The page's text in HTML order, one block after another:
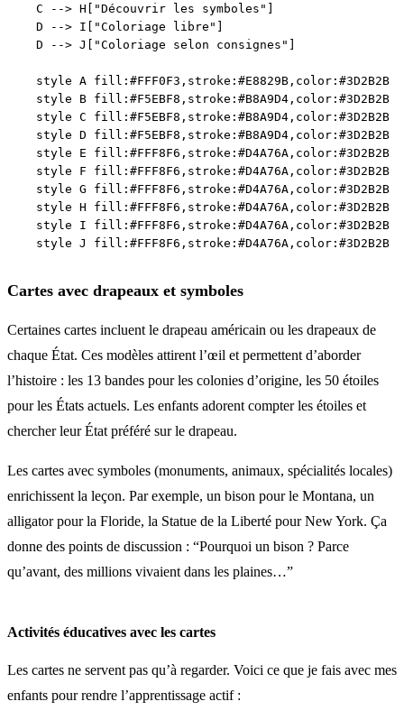
    C --> H["Découvrir les symboles"]
    D --> I["Coloriage libre"]
    D --> J["Coloriage selon consignes"]
    style A fill:#FFF0F3,stroke:#E8829B,color:#3D2B2B
    style B fill:#F5EBF8,stroke:#B8A9D4,color:#3D2B2B
    style C fill:#F5EBF8,stroke:#B8A9D4,color:#3D2B2B
    style D fill:#F5EBF8,stroke:#B8A9D4,color:#3D2B2B
    style E fill:#FFF8F6,stroke:#D4A76A,color:#3D2B2B
    style F fill:#FFF8F6,stroke:#D4A76A,color:#3D2B2B
    style G fill:#FFF8F6,stroke:#D4A76A,color:#3D2B2B
    style H fill:#FFF8F6,stroke:#D4A76A,color:#3D2B2B
    style I fill:#FFF8F6,stroke:#D4A76A,color:#3D2B2B
Cartes avec drapeaux et symboles
Certaines cartes incluent le drapeau américain ou les drapeaux de
chaque État. Ces modèles attirent l’œil et permettent d’aborder
l’histoire : les 13 bandes pour les colonies d’origine, les 50 étoiles
pour les États actuels. Les enfants adorent compter les étoiles et
chercher leur État préféré sur le drapeau.
Les cartes avec symboles (monuments, animaux, spécialités locales)
enrichissent la leçon. Par exemple, un bison pour le Montana, un
alligator pour la Floride, la Statue de la Liberté pour New York. Ça
donne des points de discussion : “Pourquoi un bison ? Parce
qu’avant, des millions vivaient dans les plaines…”
Activités éducatives avec les cartes
Les cartes ne servent pas qu’à regarder. Voici ce que je fais avec mes
enfants pour rendre l’apprentissage actif :